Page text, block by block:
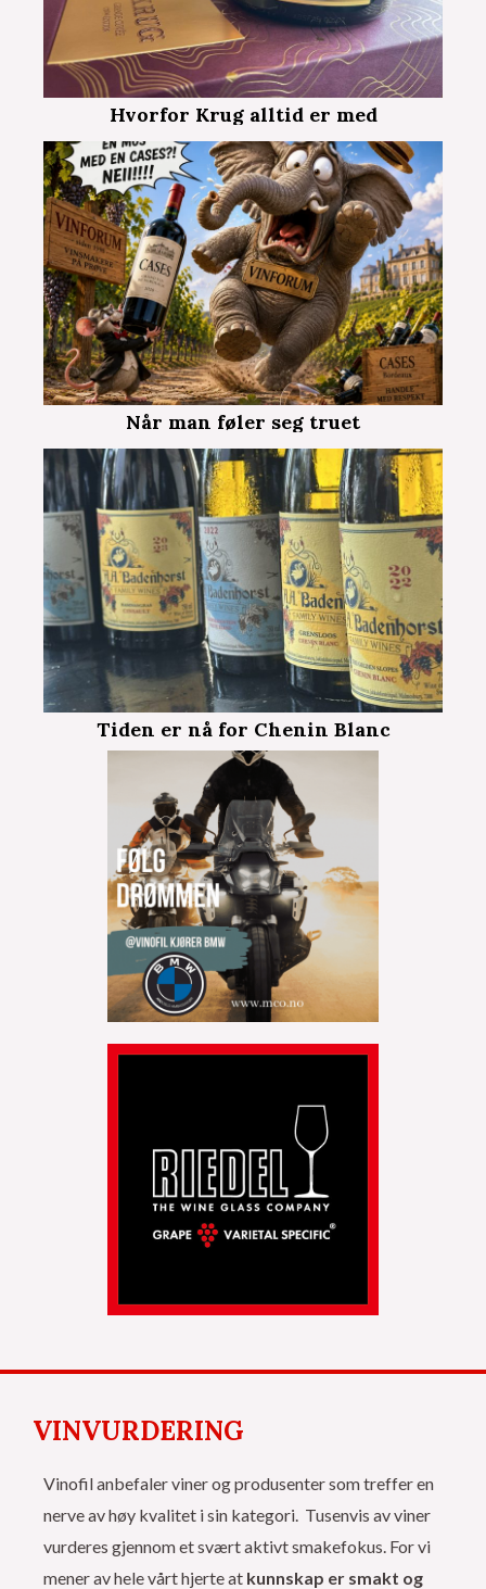
Hvorfor Krug alltid er med
Når man føler seg truet
Tiden er nå for Chenin Blanc
VINVURDERING
Vinofil anbefaler viner og produsenter som treffer en
nerve av høy kvalitet i sin kategori. Tusenvis av viner
vurderes gjennom et svært aktivt smakefokus. For vi
mener av hele vårt hjerte at kunnskap er smakt og